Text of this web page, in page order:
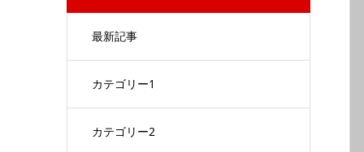
最新記事
カテゴリー1
カテゴリー2